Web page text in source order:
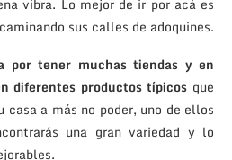
sus calles de adoquines.
por tener muchas tiendas y en
diferentes productos típicos que
a más no poder, uno de ellos
una gran variedad y lo